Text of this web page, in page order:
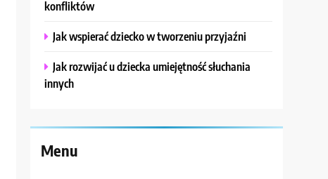
konfliktów
Jak wspierać dziecko w tworzeniu przyjaźni
Jak rozwijać u dziecka umiejętność słuchania
innych
Menu